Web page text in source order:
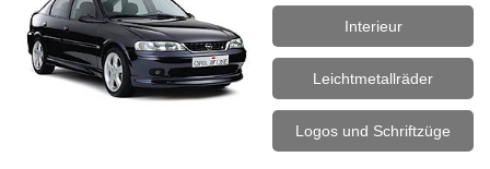
Interieur
Leichtmetallräder
Logos und Schriftzüge